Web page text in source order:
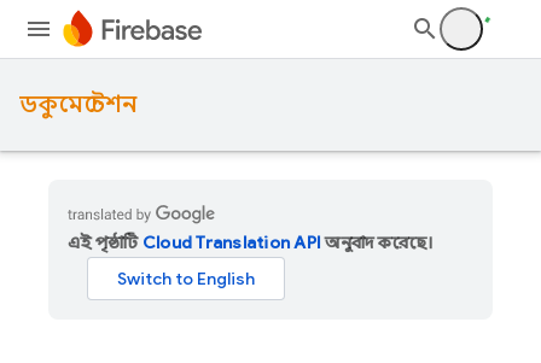
ডকুমেন্টেশন
এই পৃষ্ঠাটি Cloud Translation APIঅনুবাদ করেছে।